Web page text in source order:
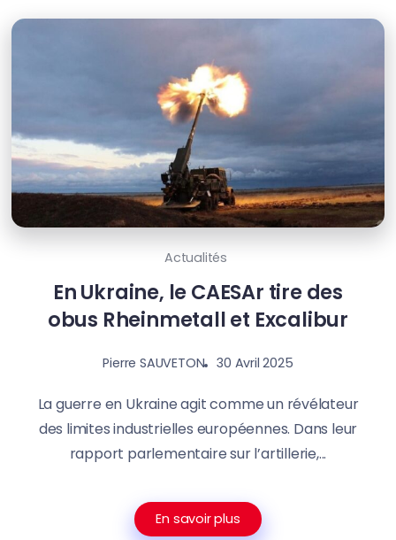
Actualités
En Ukraine, le CAESAr tire des
obus Rheinmetall et Excalibur
Pierre SAUVETON 30 Avril 2025
La guerre en Ukraine agit comme un révélateur
des limites industrielles européennes. Dans leur
rapport parlementaire sur l’artillerie,...
En savoir plus